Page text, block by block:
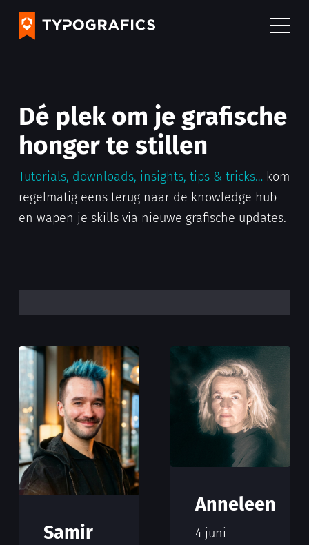
Dé plek om je grafische
honger te stillen
Tutorials, downloads, insights, tips & tricks… kom
regelmatig eens terug naar de knowledge hub
en wapen je skills via nieuwe grafische updates.
Samir
Anneleen
4 juni